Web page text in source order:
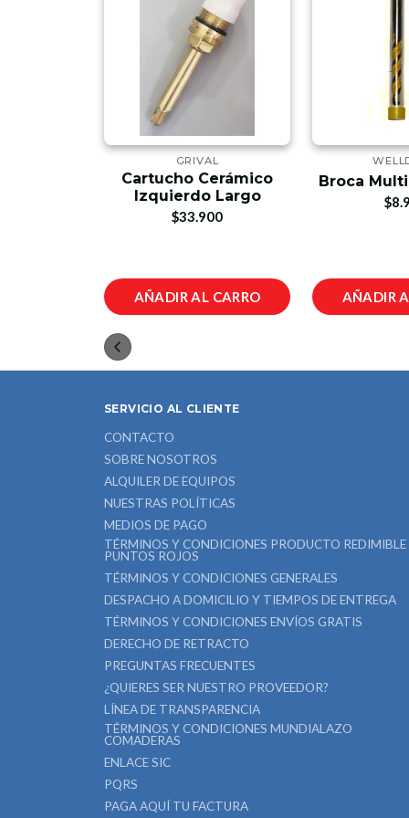
GRIVAL
Cartucho Cerámico
Izquierdo Largo
$33.900
AÑADIR AL CARRO
Broca
AÑADIR
SERVICIO AL CLIENTE
CONTACTO
SOBRE NOSOTROS
ALQUILER DE EQUIPOS
NUESTRAS POLÍTICAS
MEDIOS DE PAGO
TÉRMINOS Y CONDICIONES PRODUCTO REDIMIBLE
PUNTOS ROJOS
TÉRMINOS Y CONDICIONES GENERALES
DESPACHO A DOMICILIO Y TIEMPOS DE ENTREGA
TÉRMINOS Y CONDICIONES ENVÍOS GRATIS
DERECHO DE RETRACTO
PREGUNTAS FRECUENTES
¿QUIERES SER NUESTRO PROVEEDOR?
LÍNEA DE TRANSPARENCIA
TÉRMINOS Y CONDICIONES MUNDIALAZO
COMADERAS
ENLACE SIC
PQRS
PAGA AQUÍ TU FACTURA